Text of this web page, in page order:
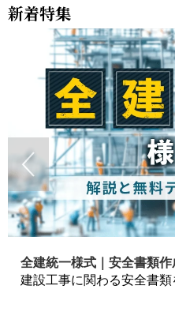
新着特集
全建統一様式｜安全書類